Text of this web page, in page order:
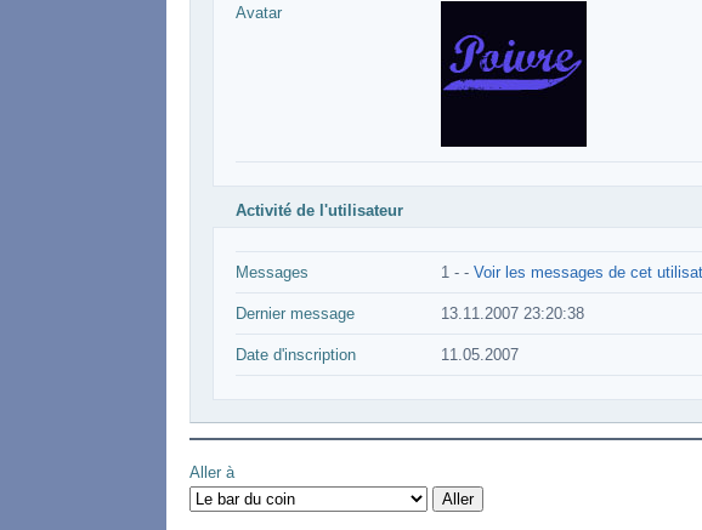
Avatar
Activité de l'utilisateur
Messages 1 - - Voir les messages de cet
Dernier message 13.11.2007 23:20:38
Date d'inscription 11.05.2007
Aller à